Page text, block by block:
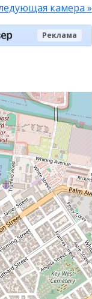
камера »
Реклама